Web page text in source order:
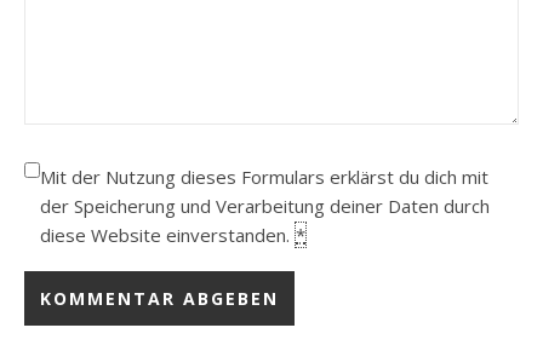
Mit der Nutzung dieses Formulars erklärst du dich mit
der Speicherung und Verarbeitung deiner Daten durch
diese Website einverstanden. *